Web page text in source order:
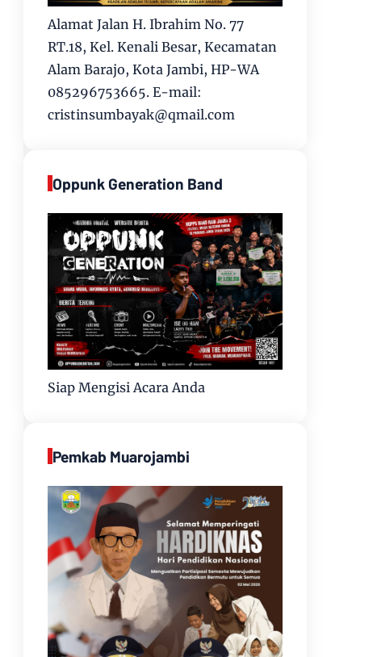
Alamat Jalan H. Ibrahim No. 77
RT.18, Kel. Kenali Besar, Kecamatan
Alam Barajo, Kota Jambi, HP-WA
085296753665. E-mail:
cristinsumbayak@qmail.com
Oppunk Generation Band
Siap Mengisi Acara Anda
Pemkab Muarojambi